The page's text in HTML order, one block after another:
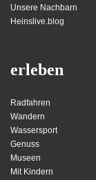
Unsere Nachbarn
Heinslive.blog
erleben
Radfahren
Wandern
Wassersport
Genuss
Museen
Mit Kindern